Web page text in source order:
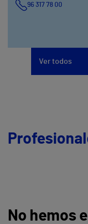
96 317 78 00
Ver todos
No hemos